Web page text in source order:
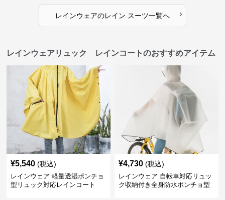
レインウェアのレイン スーツ一覧へ ›
レインウェアリュック レインコートのおすすめアイテム
¥5,540 (税込)
レインウェア 軽量透湿ポンチョ
型リュック対応レインコート
¥4,730 (税込)
レインウェア 自転車対応リュッ
ク収納付き全身防水ポンチョ型